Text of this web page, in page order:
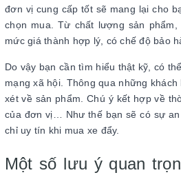
đơn vị cung cấp tốt sẽ mang lại cho
chọn mua. Từ chất lượng sản
mức giá thành hợp lý, có chế độ bảo
Do vậy bạn cần tìm hiểu thật kỹ, có
mạng xã hội. Thông qua những
xét về sản phẩm. Chú ý kết hợp về
của đơn vị… Như thế bạn sẽ có sự
chỉ uy tín khi mua xe đẩy.
Một số lưu ý quan